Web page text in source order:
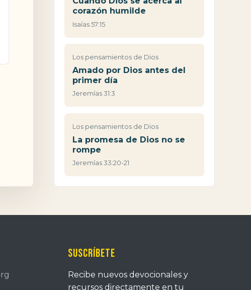
corazón humilde
Isaías 57:15
Los pensamientos de Dios
Amado por Dios antes del
primer día
Jeremías 31:3
Los pensamientos de Dios
La promesa de Dios no se
rompe
Jeremías 33:20-21
Suscríbete
Recibe nuevos devocionales y
recursos directamente en tu